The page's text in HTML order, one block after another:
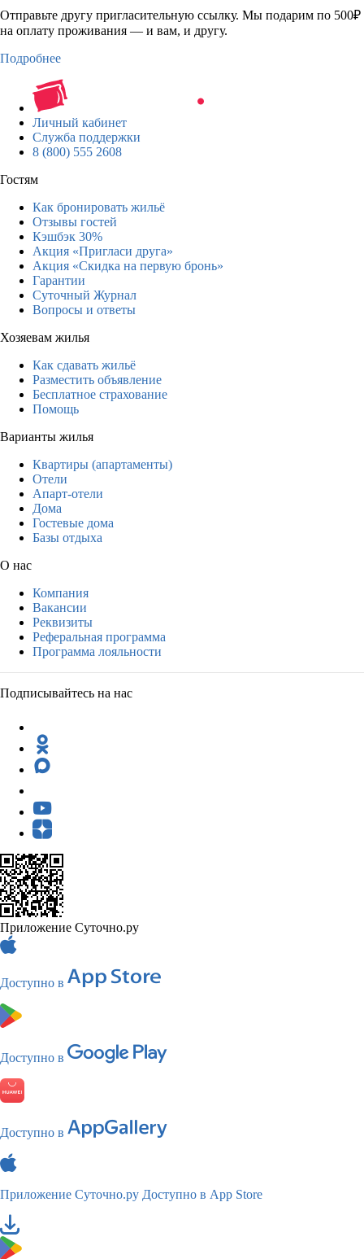
Отправьте другу пригласительную ссылку. Мы подарим по 500₽
на оплату проживания — и вам, и другу.
Подробнее
Личный кабинет
Служба поддержки
8 (800) 555 2608
Гостям
Как бронировать жильё
Отзывы гостей
Кэшбэк 30%
Акция «Пригласи друга»
Акция «Скидка на первую бронь»
Гарантии
Суточный Журнал
Вопросы и ответы
Хозяевам жилья
Как сдавать жильё
Разместить объявление
Бесплатное страхование
Помощь
Варианты жилья
Квартиры (апартаменты)
Отели
Апарт-отели
Дома
Гостевые дома
Базы отдыха
О нас
Компания
Вакансии
Реквизиты
Реферальная программа
Программа лояльности
Подписывайтесь на нас
Приложение Суточно.ру
Доступно в
Доступно в
Доступно в
Приложение Суточно.ру Доступно в App Store